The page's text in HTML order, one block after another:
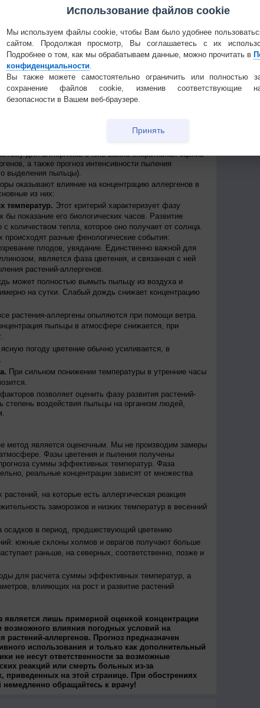
РАСТЕНИЙ в Яр-Сале
поллиноз: возможен ли прогноз?
поллиноз - широко распространенное заболевание,
системой человека на пыльцу некоторых видов
обычно в форме аллергического ринита и
кашля или даже астмы.
приурочены к цветению определенного вида
есть аллергическая реакция. Такие обострения
и то же время каждый год, но, из-за влияния
сдвиги сроков начала и конца, а также
сроки от 7 до 14 дней из-за изменения климатических
для аллергиков очень важна оперативная оценка
а также прогноз интенсивности пыления
выделения пыльцы).
оказывают влияние на концентрацию аллергенов в
из них:
температур. Этот критерий характеризует фазу
бы показание его биологических часов. Развитие
с количеством тепла, которое оно получает от солнца.
разные фенологические события:
плодов, увядание. Единственно важной для
является фаза цветения, и связанная с ней
растений-аллергенов.
может полностью вымыть пыльцу из воздуха и
на сутки. Слабый дождь снижает концентрацию
растения-аллергены опыляются при помощи ветра.
пыльцы в атмосфере снижается, при
погоду цветение обычно усиливается, в
При сильном понижении температуры в утренние часы
позволяет оценить фазу развития растений-
степень воздействия пыльцы на организм людей,
метод является оценочным. Мы не производим замеры
Фазы цветения и пыления получены
суммы эффективных температур. Фаза
реальные концентрации зависят от множества
на которые есть аллергическая реакция
заморозков и низких температур в весенний
осадков в период, предшествующий цветению
южные склоны холмов и оврагов получают больше
раньше, на северных, соответственно, позже и
для расчета суммы эффективных температур, а
влияющих на рост и развитие растений
является лишь примерной оценкой концентрации
влияния погодных условий на
растений-аллергенов. Прогноз предназначен
использования и только как дополнительный
не несут ответственности за возможные
реакций или смерть больных из-за
приведенных на этой странице. При обострениях
немедленно обращайтесь к врачу!
Использование файлов cookie
Мы используем файлы cookie, чтобы Вам было удобнее
сайтом. Продолжая просмотр, Вы соглашаетесь с их
Подробнее о том, как мы обрабатываем данные, можно прочитать в
конфиденциальности.
Вы также можете самостоятельно ограничить или полностью
сохранение файлов cookie, изменив соответствующие
безопасности в Вашем веб-браузере.
Принять